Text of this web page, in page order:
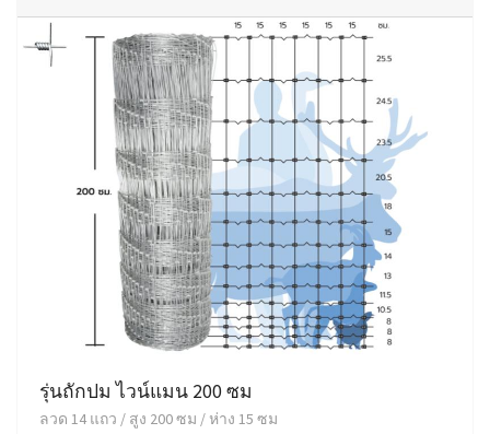
รุ่นถักปม ไวน์แมน 200 ซม
ลวด 14 แถว / สูง 200 ซม / ห่าง 15 ซม